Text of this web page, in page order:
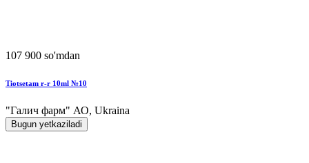
107 900 so'mdan
Tiotsetam r-r 10ml №10
"Галич фарм" АО, Ukraina
Bugun yetkaziladi